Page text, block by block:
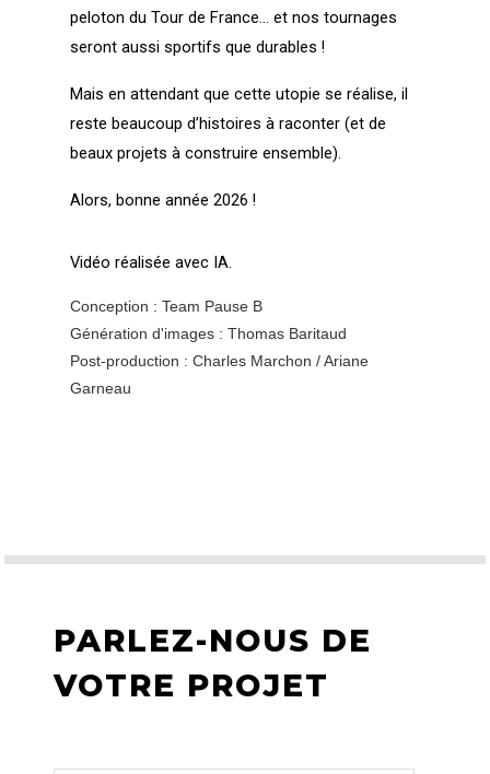
peloton du Tour de France… et nos tournages
seront aussi sportifs que durables !
Mais en attendant que cette utopie se réalise, il
reste beaucoup d’histoires à raconter (et de
beaux projets à construire ensemble).
Alors, bonne année 2026 !
Vidéo réalisée avec IA.
Conception : Team Pause B
Génération d'images : Thomas Baritaud
Post-production : Charles Marchon / Ariane
Garneau
PARLEZ-NOUS DE
VOTRE PROJET